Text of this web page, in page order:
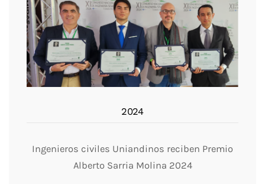
2024
Ingenieros civiles Uniandinos reciben Premio
Alberto Sarria Molina 2024